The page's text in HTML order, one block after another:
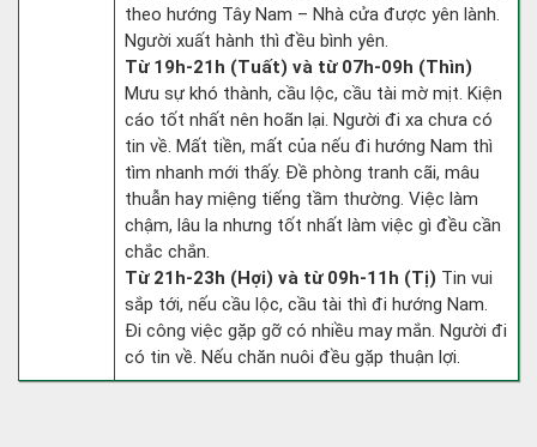
theo hướng Tây Nam – Nhà cửa được yên lành.
Người xuất hành thì đều bình yên.
Từ 19h-21h (Tuất) và từ 07h-09h (Thìn)
Mưu sự khó thành, cầu lộc, cầu tài mờ mịt. Kiện
cáo tốt nhất nên hoãn lại. Người đi xa chưa có
tin về. Mất tiền, mất của nếu đi hướng Nam thì
tìm nhanh mới thấy. Đề phòng tranh cãi, mâu
thuẫn hay miệng tiếng tầm thường. Việc làm
chậm, lâu la nhưng tốt nhất làm việc gì đều cần
chắc chắn.
Từ 21h-23h (Hợi) và từ 09h-11h (Tị) Tin vui
sắp tới, nếu cầu lộc, cầu tài thì đi hướng Nam.
Đi công việc gặp gỡ có nhiều may mắn. Người đi
có tin về. Nếu chăn nuôi đều gặp thuận lợi.